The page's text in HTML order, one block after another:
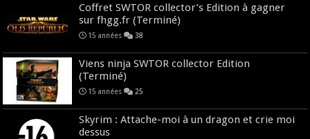
Coffret SWTOR collector’s Edition à gagner
sur fhgg.fr (Terminé)
15 années 38
Viens ninja SWTOR collector Edition
(Terminé)
15 années 25
Skyrim : Attache-moi à un dragon et crie moi
dessus